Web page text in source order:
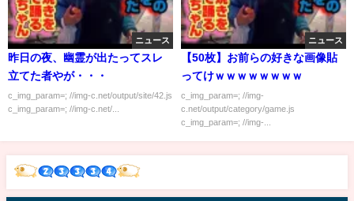
ニュース
昨日の夜、幽霊が出たってスレ
立てた者やが・・・
c_img_param=; //img-c.net/output/site/42.js
c_img_param=; //img-c.net/...
ニュース
【50枚】お前らの好きな画像貼
ってけｗｗｗｗｗｗｗｗ
c_img_param=; //img-
c.net/output/category/game.js
c_img_param=; //img-...